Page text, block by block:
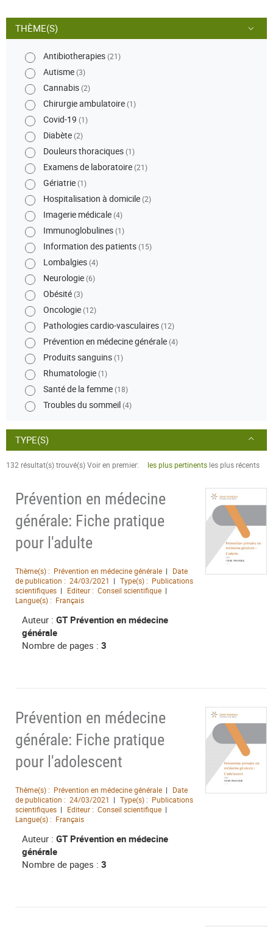
THÈME(S)
Antibiotherapies(21)
Autisme(3)
Cannabis(2)
Chirurgie ambulatoire(1)
Covid-19 (1)
Diabète(2)
Douleurs thoraciques(1)
Examens de laboratoire(21)
Gériatrie(1)
Hospitalisation à domicile(2)
Imagerie médicale(4)
Immunoglobulines(1)
Information des patients(15)
Lombalgies(4)
Neurologie(6)
Obésité(3)
Oncologie(12)
Pathologies cardio-vasculaires(12)
Prévention en médecine générale(4)
Produits sanguins(1)
Rhumatologie(1)
Santé de la femme(18)
Troubles du sommeil(4)
TYPE(S)
132 résultat(s) trouvé(s)Voir en premier: les plus pertinents les plus récents
Prévention en médecine
générale: Fiche pratique
pour l'adulte
Thème(s) : Prévention en médecine générale
Date
de publication : 24/03/2021 Type(s) : Publications
scientifiques
Editeur : Conseil scientifique
Langue(s) : Français
Auteur : GT Prévention en médecine
générale
Nombre de pages : 3
Prévention en médecine
générale: Fiche pratique
pour l'adolescent
Thème(s) : Prévention en médecine générale
Date
de publication : 24/03/2021 Type(s) : Publications
scientifiques
Editeur : Conseil scientifique
Langue(s) : Français
Auteur : GT Prévention en médecine
générale
Nombre de pages : 3